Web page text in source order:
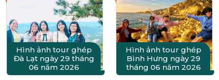
Hình ảnh tour ghép
Đà Lạt ngày 29 tháng
06 năm 2026
Hình ảnh tour ghép
Bình Hưng ngày 29
tháng 06 năm 2026